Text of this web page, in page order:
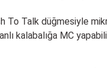
Talk düğmesiyle
kalabalığa MC